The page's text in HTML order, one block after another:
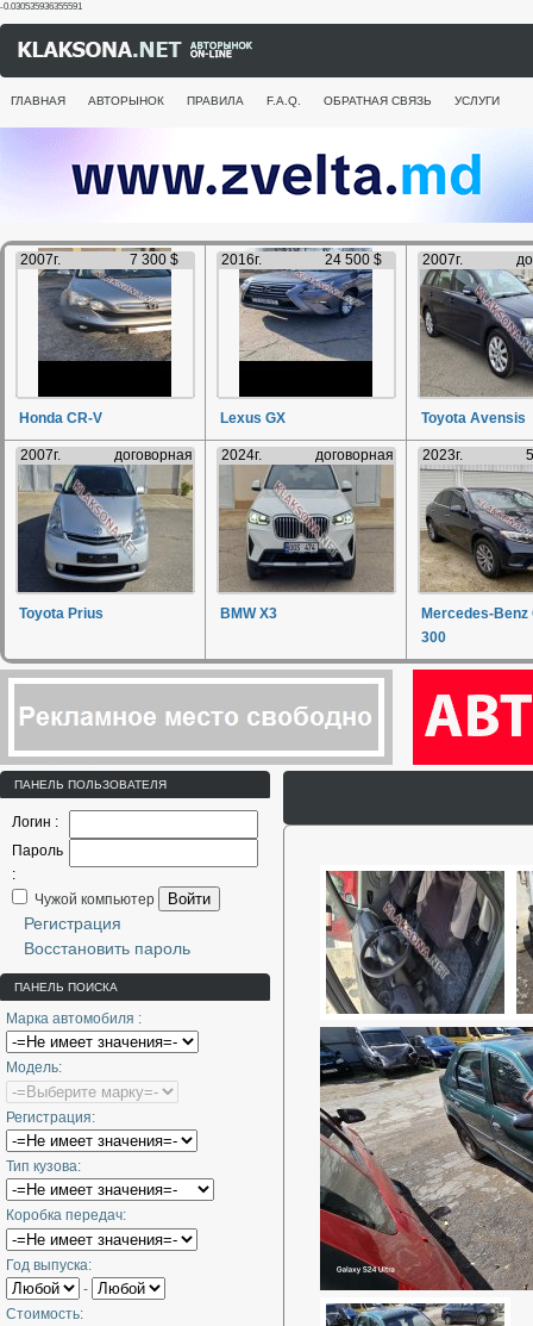
-0.030535936355591
ГЛАВНАЯ АВТОРЫНОК ПРАВИЛА F.A.Q. ОБРАТНАЯ СВЯЗЬ УСЛУГИ
2007г. 7 300 $
Honda CR-V
2016г. 24 500 $
Lexus GX
2007г.
Toyota Avensis
2007г. договорная
Toyota Prius
2024г. договорная
BMW X3
2023г.
Mercedes-Benz
300
ПАНЕЛЬ ПОЛЬЗОВАТЕЛЯ
Логин :
Пароль
:
Чужой компьютер
Войти
Регистрация
Восстановить пароль
ПАНЕЛЬ ПОИСКА
Марка автомобиля :
Модель:
Регистрация:
Тип кузова:
Коробка передач:
Год выпуска:
-
Стоимость: